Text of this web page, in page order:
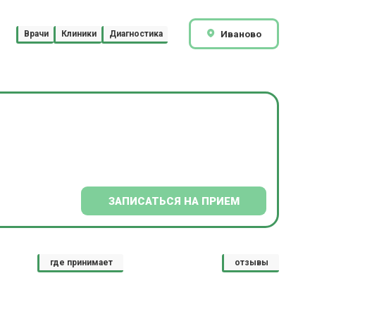
Врачи Клиники Диагностика Иваново
ЗАПИСАТЬСЯ НА ПРИЕМ
где принимает отзывы